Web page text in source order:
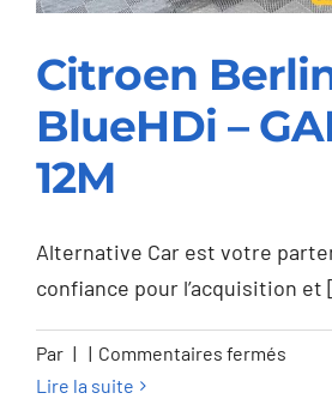
Citroen
12M
Citroen
BlueHDi –
12M
Alternative Car est votre
confiance pour l’acquisition et
Par | | Commentaires fermés
Lire la suite